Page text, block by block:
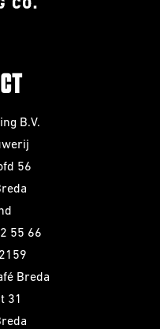
B.V.
56
55 66
Breda
31